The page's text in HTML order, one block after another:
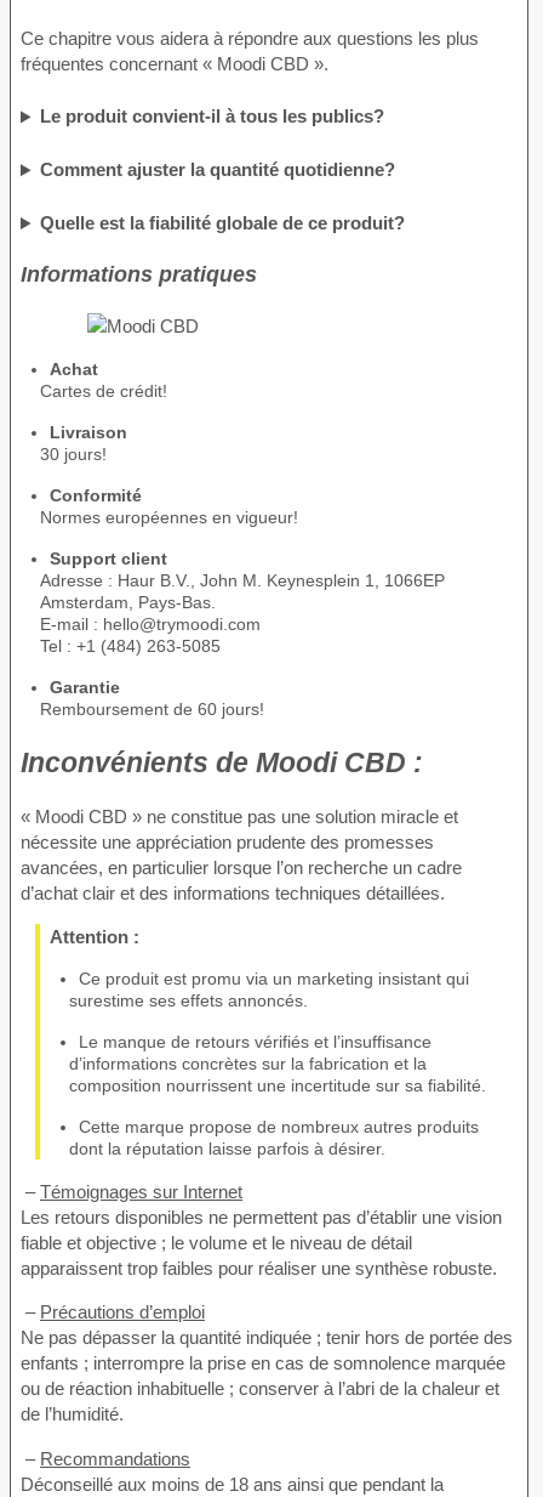
Ce chapitre vous aidera à répondre aux questions les plus
fréquentes concernant « Moodi CBD ».
Le produit convient-il à tous les publics?
Comment ajuster la quantité quotidienne?
Quelle est la fiabilité globale de ce produit?
Informations pratiques
Achat
Cartes de crédit!
Livraison
30 jours!
Conformité
Normes européennes en vigueur!
Support client
Adresse : Haur B.V., John M. Keynesplein 1, 1066EP
Amsterdam, Pays-Bas.
E-mail : hello@trymoodi.com
Tel : +1 (484) 263-5085
Garantie
Remboursement de 60 jours!
Inconvénients de Moodi CBD :
« Мoodi CBD » ne constitue pas une solution miracle et
nécessite une appréciation prudente des promesses
avancées, en particulier lorsque l’on recherche un cadre
d’achat clair et des informations techniques détaillées.
Attention :
Ce produit est promu via un marketing insistant qui
surestime ses effets annoncés.
Le manque de retours vérifiés et l’insuffisance
d’informations concrètes sur la fabrication et la
composition nourrissent une incertitude sur sa fiabilité.
Cette marque propose de nombreux autres produits
dont la réputation laisse parfois à désirer.
–Témoignages sur Internet
Les retours disponibles ne permettent pas d’établir une vision
fiable et objective ; le volume et le niveau de détail
apparaissent trop faibles pour réaliser une synthèse robuste.
– Précautions d’emploi
Ne pas dépasser la quantité indiquée ; tenir hors de portée des
enfants ; interrompre la prise en cas de somnolence marquée
ou de réaction inhabituelle ; conserver à l’abri de la chaleur et
de l’humidité.
– Recommandations
Déconseillé aux moins de 18 ans ainsi que pendant la